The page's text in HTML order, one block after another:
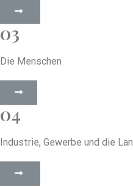
03
Die Menschen
04
Industrie, Gewerbe und die